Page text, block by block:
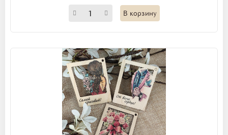
В корзину